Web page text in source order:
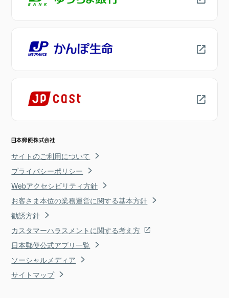
サイトのご利用について
プライバシーポリシー
Webアクセシビリティ方針
お客さま本位の業務運営に関する基本方針
勧誘方針
カスタマーハラスメントに関する考え方
日本郵便公式アプリ一覧
ソーシャルメディア
サイトマップ